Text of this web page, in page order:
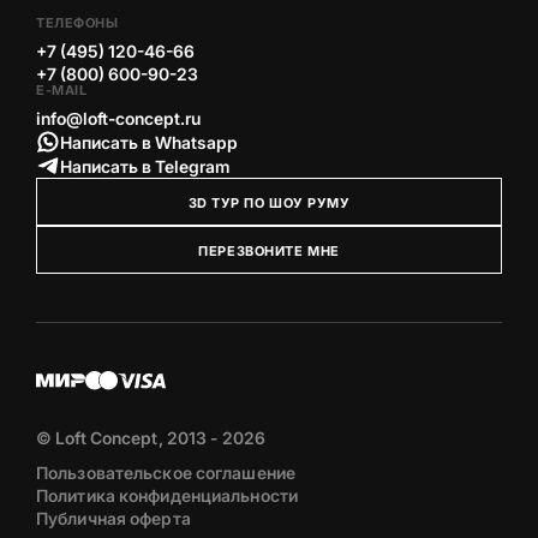
ТЕЛЕФОНЫ
+7 (495) 120-46-66
+7 (800) 600-90-23
E-MAIL
info@loft-concept.ru
Написать в Whatsapp
Написать в Telegram
3D ТУР ПО ШОУ РУМУ
ПЕРЕЗВОНИТЕ МНЕ
© Loft Concept, 2013 - 2026
Пользовательское соглашение
Политика конфиденциальности
Публичная оферта